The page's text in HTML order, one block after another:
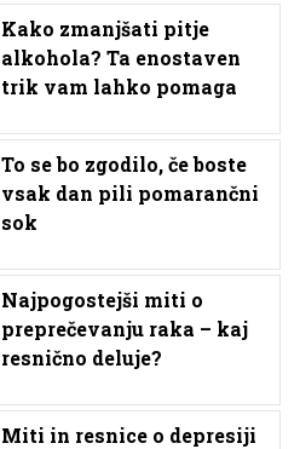
Kako zmanjšati pitje
alkohola? Ta enostaven
trik vam lahko pomaga
To se bo zgodilo, če boste
vsak dan pili pomarančni
sok
Najpogostejši miti o
preprečevanju raka – kaj
resnično deluje?
Miti in resnice o depresiji